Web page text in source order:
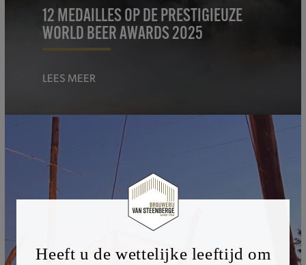
12 MEDAILLES OP DE PRESTIGIEUZE
WORLD BEER AWARDS 2025
LEES MEER
Heeft u de wettelijke leeftijd om